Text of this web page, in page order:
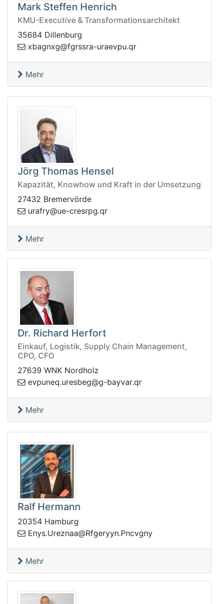
Mark Steffen Henrich
KMU-Executive & Transformationsarchitekt
35684 Dillenburg
rq.
upvearu-arssrgf@gxngabx
Mehr
Jörg Thomas Hensel
Kapazität, Knowhow und Kraft in der Umsetzung
27432 Bremervörde
rq.gprse
rc-eu@yrfaru
Mehr
Dr. Richard Herfort
Einkauf, Logistik, Supply Chain Management,
CPO, CFO
27639 WNK Nordholz
rq
.ravyab-g@gebseru.qenupve
Mehr
Ralf Hermann
20354 Hamburg
yngvcnP.nyyregfR@aanzerU.
synE
Mehr